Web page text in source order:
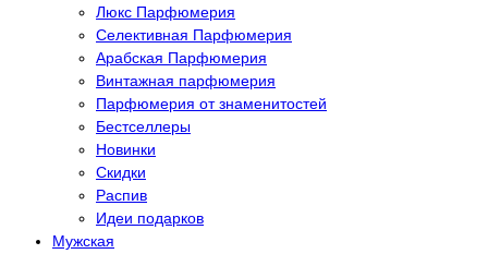
Люкс Парфюмерия
Селективная Парфюмерия
Арабская Парфюмерия
Винтажная парфюмерия
Парфюмерия от знаменитостей
Бестселлеры
Новинки
Скидки
Распив
Идеи подарков
Мужская